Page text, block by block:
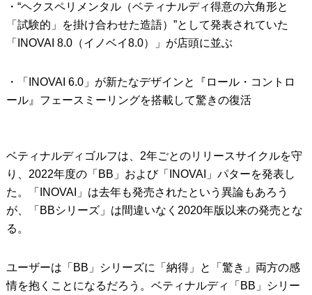
・“ヘクスペリメンタル（ベティナルディ得意の六角形と
「試験的」を掛け合わせた造語）”として発表されていた
「INOVAI 8.0（イノベイ8.0）」が店頭に並ぶ
・「INOVAI 6.0」が新たなデザインと『ロール・コントロ
ール』フェースミーリングを搭載して驚きの復活
ベティナルディゴルフは、2年ごとのリリースサイクルを守
り、2022年度の「BB」および「INOVAI」パターを発表し
た。「INOVAI」は去年も発売されたという異論もあろう
が、「BBシリーズ」は間違いなく2020年版以来の発売とな
る。
ユーザーは「BB」シリーズに「納得」と「驚き」両方の感
情を抱くことになるだろう。ベティナルディ「BB」シリー
PUTTERS パター
OTHER その他
Our Team 私たちのチーム
ABOUT US MyGolfSpyJapanとは？